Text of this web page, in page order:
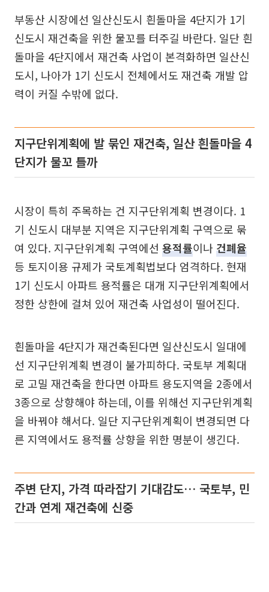
부동산 시장에선 일산신도시 흰돌마을 4단지가 1기
신도시 재건축을 위한 물꼬를 터주길 바란다. 일단 흰
돌마을 4단지에서 재건축 사업이 본격화하면 일산신
도시, 나아가 1기 신도시 전체에서도 재건축 개발 압
력이 커질 수밖에 없다.
지구단위계획에 발 묶인 재건축, 일산 흰돌마을 4
단지가 물꼬 틀까
시장이 특히 주목하는 건 지구단위계획 변경이다. 1
기 신도시 대부분 지역은 지구단위계획 구역으로 묶
여 있다. 지구단위계획 구역에선 용적률이나건폐율
등 토지이용 규제가 국토계획법보다 엄격하다. 현재
1기 신도시 아파트 용적률은 대개 지구단위계획에서
정한 상한에 걸쳐 있어 재건축 사업성이 떨어진다.
흰돌마을 4단지가 재건축된다면 일산신도시 일대에
선 지구단위계획 변경이 불가피하다. 국토부 계획대
로 고밀 재건축을 한다면 아파트 용도지역을 2종에서
3종으로 상향해야 하는데, 이를 위해선 지구단위계획
을 바꿔야 해서다. 일단 지구단위계획이 변경되면 다
른 지역에서도 용적률 상향을 위한 명분이 생긴다.
주변 단지, 가격 따라잡기 기대감도… 국토부, 민
간과 연계 재건축에 신중